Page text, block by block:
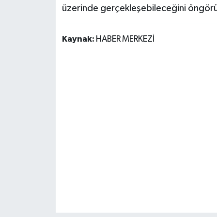
üzerinde gerçekleşebileceğini
Kaynak: HABER MERKEZİ